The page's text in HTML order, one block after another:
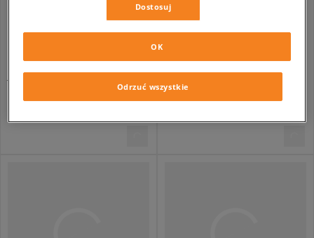
JORDAN BLUZA ROZPINANA Z KAPTUREM W J BRK FLC FZ BB
damskie
Dostosuj
Odrzuć wszystkie
OK